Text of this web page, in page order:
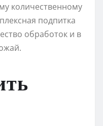
количественному
подпитка
обработок и в